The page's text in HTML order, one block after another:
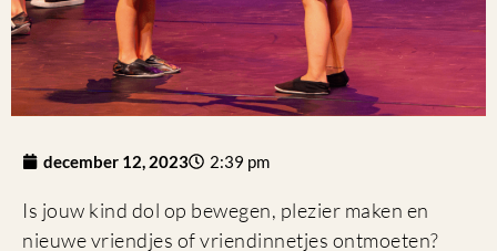
december 12, 2023 2:39 pm
Is jouw kind dol op bewegen, plezier maken en
nieuwe vriendjes of vriendinnetjes ontmoeten?